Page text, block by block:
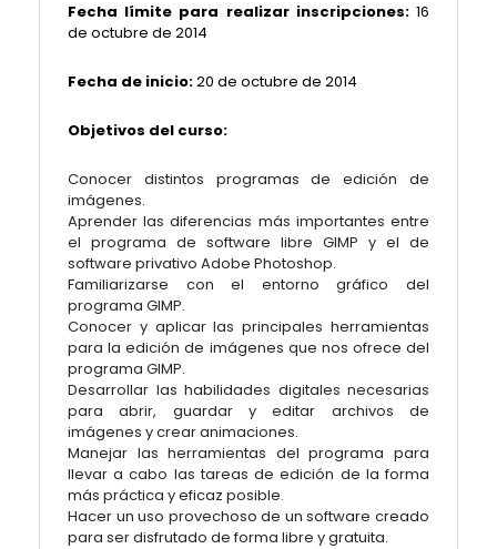
Fecha límite para realizar inscripciones:16
de octubre de 2014
Fecha de inicio:20 de octubre de 2014
Objetivos del curso:
Conocer distintos programas de edición de
imágenes.
Aprender las diferencias más importantes entre
el programa de software libre GIMP y el de
software privativo Adobe Photoshop.
Familiarizarse con el entorno gráfico del
programa GIMP.
Conocer y aplicar las principales herramientas
para la edición de imágenes que nos ofrece del
programa GIMP.
Desarrollar las habilidades digitales necesarias
para abrir, guardar y editar archivos de
imágenes y crear animaciones.
Manejar las herramientas del programa para
llevar a cabo las tareas de edición de la forma
más práctica y eficaz posible.
Hacer un uso provechoso de un software creado
para ser disfrutado de forma libre y gratuita.